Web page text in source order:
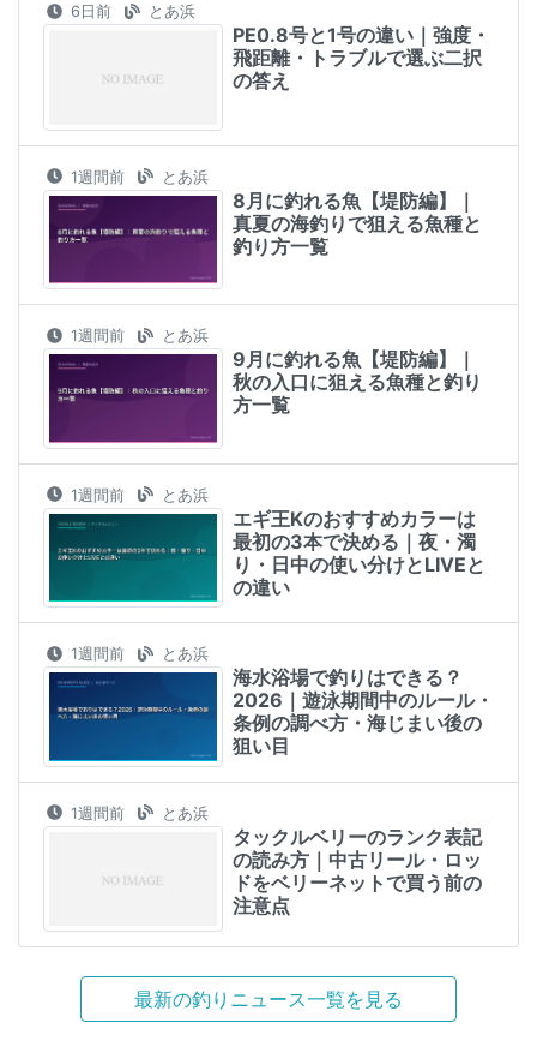
6日前 とあ浜
PE0.8号と1号の違い｜強度・
飛距離・トラブルで選ぶ二択
の答え
1週間前 とあ浜
8月に釣れる魚【堤防編】｜
真夏の海釣りで狙える魚種と
釣り方一覧
1週間前 とあ浜
9月に釣れる魚【堤防編】｜
秋の入口に狙える魚種と釣り
方一覧
1週間前 とあ浜
エギ王Kのおすすめカラーは
最初の3本で決める｜夜・濁
り・日中の使い分けとLIVEと
の違い
1週間前 とあ浜
海水浴場で釣りはできる？
2026｜遊泳期間中のルール・
条例の調べ方・海じまい後の
狙い目
1週間前 とあ浜
タックルベリーのランク表記
の読み方｜中古リール・ロッ
ドをベリーネットで買う前の
注意点
最新の釣りニュース一覧を見る